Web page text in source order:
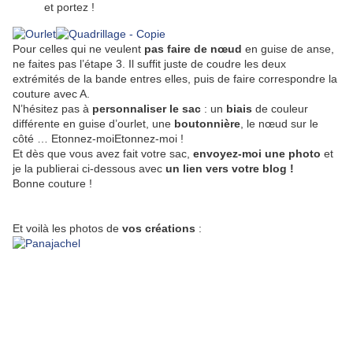
et portez !
Pour celles qui ne veulent pas faire de nœud en guise de anse,
ne faites pas l’étape 3. Il suffit juste de coudre les deux
extrémités de la bande entres elles, puis de faire correspondre la
couture avec A.
N’hésitez pas à personnaliser le sac : un biais de couleur
différente en guise d’ourlet, une boutonnière , le nœud sur le
côté … Etonnez-moiEtonnez-moi !
Et dès que vous avez fait votre sac, envoyez-moi une photo et
je la publierai ci-dessous avec un lien vers votre blog !
Bonne couture !
Et voilà les photos de vos créations :